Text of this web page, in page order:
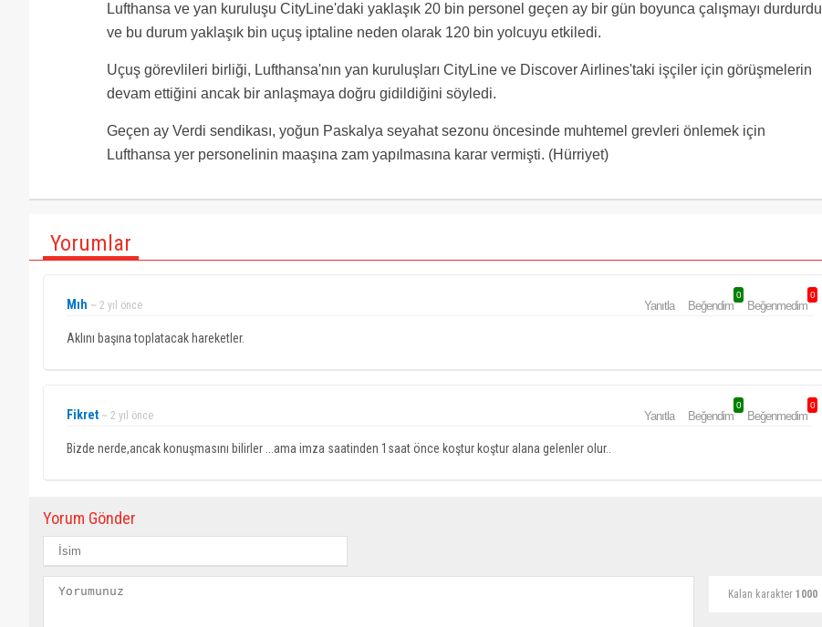
Lufthansa ve yan kuruluşu CityLine'daki yaklaşık 20 bin personel geçen ay bir gün boyunca çalışmayı durdurdu
ve bu durum yaklaşık bin uçuş iptaline neden olarak 120 bin yolcuyu etkiledi.
Uçuş görevlileri birliği, Lufthansa'nın yan kuruluşları CityLine ve Discover Airlines'taki işçiler için görüşmelerin
devam ettiğini ancak bir anlaşmaya doğru gidildiğini söyledi.
Geçen ay Verdi sendikası, yoğun Paskalya seyahat sezonu öncesinde muhtemel grevleri önlemek için
Lufthansa yer personelinin maaşına zam yapılmasına karar vermişti. (Hürriyet)
Yorumlar
Mıh ~ 2 yıl önce Yanıtla Beğendim
0
Beğenmedim
0
Aklını başına toplatacak hareketler.
Fikret ~ 2 yıl önce Yanıtla Beğendim
0
Beğenmedim
0
Bizde nerde,ancak konuşmasını bilirler ...ama imza saatinden 1saat önce koştur koştur alana gelenler olur..
Yorum Gönder
Kalan karakter 1000